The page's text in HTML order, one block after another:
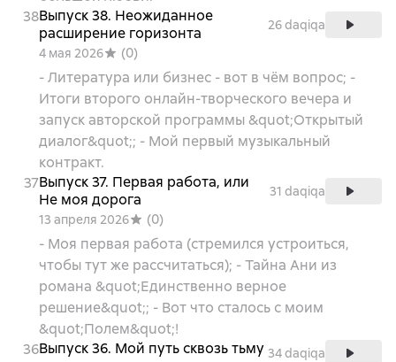
38Выпуск 38. Неожиданное
расширение горизонта
26 daqiqa
4 мая 2026
(0)
- Литература или бизнес - вот в чём вопрос; -
Итоги второго онлайн-творческого вечера и
запуск авторской программы &quot;Открытый
диалог&quot;; - Мой первый музыкальный
контракт.
37Выпуск 37. Первая работа, или
Не моя дорога
31 daqiqa
13 апреля 2026
(0)
- Моя первая работа (стремился устроиться,
чтобы тут же рассчитаться); - Тайна Ани из
романа &quot;Единственно верное
решение&quot;; - Вот что сталось с моим
&quot;Полем&quot;!
36Выпуск 36. Мой путь сквозь тьму 34 daqiqa